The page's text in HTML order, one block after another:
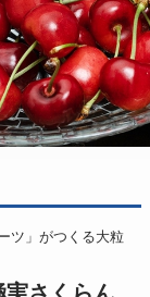
ツ」がつくる大粒